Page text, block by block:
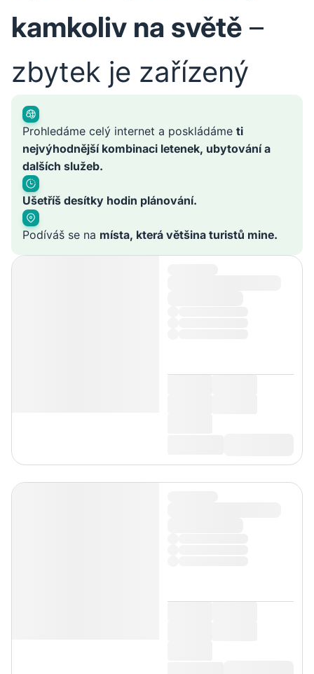
kamkoliv na světě –
zbytek je zařízený
Prohledáme celý internet a poskládáme ti
nejvýhodnější kombinaci letenek, ubytování a
dalších služeb.
Ušetříš desítky hodin plánování.
Podíváš se na místa, která většina turistů mine.